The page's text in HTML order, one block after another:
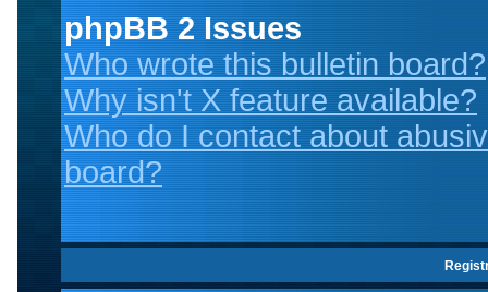
phpBB 2 Issues
Who wrote this bulletin board?
Why isn't X feature available?
Who do I contact about
board?